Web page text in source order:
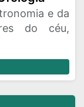
e da
do céu,